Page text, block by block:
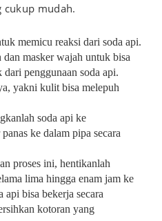
cukup mudah.
memicu reaksi dari soda api.
dan masker wajah untuk bisa
penggunaan soda api.
yakni kulit bisa melepuh
soda api ke
ke dalam pipa secara
proses ini, hentikanlah
lima hingga enam jam ke
api bisa bekerja secara
kotoran yang